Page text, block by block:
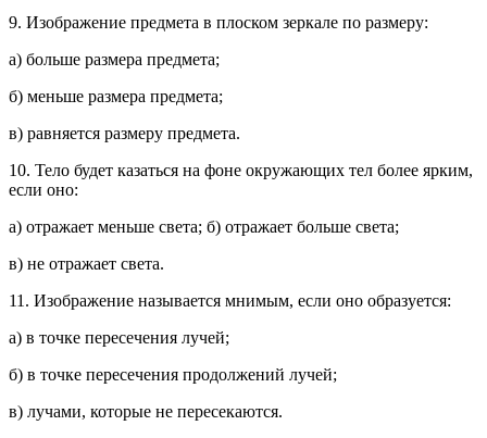
9. Изображение предмета в плоском зеркале по размеру:
а) больше размера предмета;
б) меньше размера предмета;
в) равняется размеру предмета.
10. Тело будет казаться на фоне окружающих тел более ярким,
если оно:
а) отражает меньше света; б) отражает больше света;
в) не отражает света.
11. Изображение называется мнимым, если оно образуется:
а) в точке пересечения лучей;
б) в точке пересечения продолжений лучей;
в) лучами, которые не пересекаются.